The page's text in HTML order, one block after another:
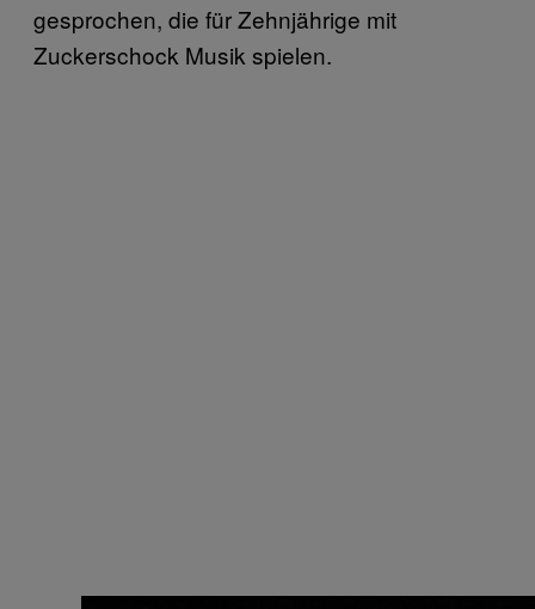
gesprochen, die für Zehnjährige mit
Zuckerschock Musik spielen.